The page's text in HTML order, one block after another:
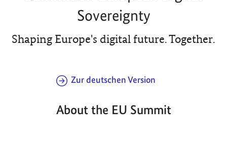
Sovereignty
Shaping Europe's digital future. Together.
Zur deutschen Version
About the EU Summit